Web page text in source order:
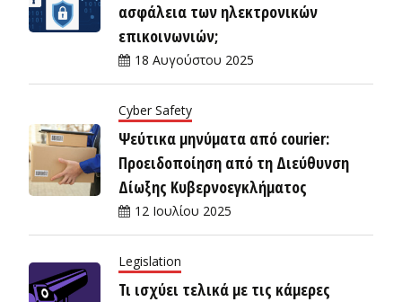
ασφάλεια των ηλεκτρονικών
επικοινωνιών;
18 Αυγούστου 2025
Cyber Safety
Ψεύτικα μηνύματα από courier:
Προειδοποίηση από τη Διεύθυνση
Δίωξης Κυβερνοεγκλήματος
12 Ιουλίου 2025
Legislation
Τι ισχύει τελικά με τις κάμερες